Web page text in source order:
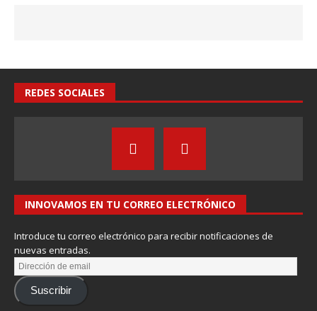
REDES SOCIALES
INNOVAMOS EN TU CORREO ELECTRÓNICO
Introduce tu correo electrónico para recibir notificaciones de
nuevas entradas.
Suscribir